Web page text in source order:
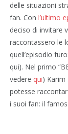
delle situazioni
fan. Con l’ultimo
deciso di invitare
raccontassero le
quell’episodio
qui). Nel primo
vedere qui) Karim
potesse
i suoi fan: il